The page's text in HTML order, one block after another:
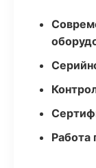
Работа